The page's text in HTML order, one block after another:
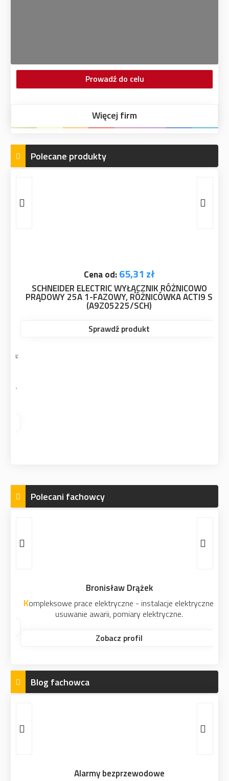
Prowadź do celu
Więcej firm
Polecane produkty
Cena od:65,31 zł
SCHNEIDER ELECTRIC WYŁĄCZNIK RÓŻNICOWO
PRĄDOWY 25A 1-FAZOWY, RÓŻNICÓWKA ACTI9 S
(A9Z05225/SCH)
Sprawdź produkt
Polecani fachowcy
Bronisław Drążek
usuwanie awarii, pomiary elektryczne.
Zobacz profil
Blog fachowca
Alarmy bezprzewodowe